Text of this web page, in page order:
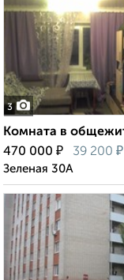
3
Комната в
470 000 ₽ 39 200 ₽
Зеленая 30А